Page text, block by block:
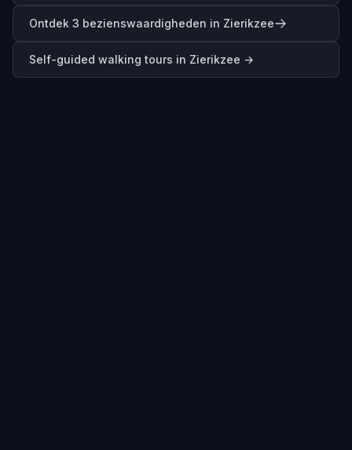
Ontdek 3 bezienswaardigheden in Zierikzee
Self-guided walking tours in Zierikzee →